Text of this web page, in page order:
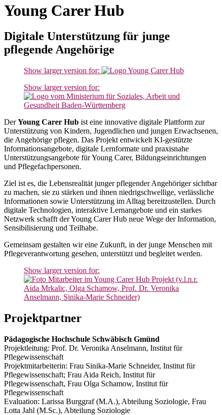
Young Carer Hub
Digitale Unterstützung für junge
pflegende Angehörige
Show larger version for:
Show larger version for:
DerYoung Carer Hub ist eine innovative digitale Plattform zur
Unterstützung von Kindern, Jugendlichen und jungen Erwachsenen,
die Angehörige pflegen. Das Projekt entwickelt KI-gestützte
Informationsangebote, digitale Lernformate und praxisnahe
Unterstützungsangebote für Young Carer, Bildungseinrichtungen
und Pflegefachpersonen.
Ziel ist es, die Lebensrealität junger pflegender Angehöriger sichtbar
zu machen, sie zu stärken und ihnen niedrigschwellige, verlässliche
Informationen sowie Unterstützung im Alltag bereitzustellen. Durch
digitale Technologien, interaktive Lernangebote und ein starkes
Netzwerk schafft der Young Carer Hub neue Wege der Information,
Sensibilisierung und Teilhabe.
Gemeinsam gestalten wir eine Zukunft, in der junge Menschen mit
Pflegeverantwortung gesehen, unterstützt und begleitet werden.
Show larger version for:
Projektpartner
Pädagogische Hochschule Schwäbisch Gmünd
Projektleitung: Prof. Dr. Veronika Anselmann, Institut für
Pflegewissenschaft
Projektmitarbeiterin: Frau Sinika-Marie Schneider, Institut für
Pflegewissenschaft; Frau Aida Reich, Institut für
Pflegewissenschaft, Frau Olga Schamow, Institut für
Pflegewissenschaft
Evaluation: Larissa Burggraf (M.A.), Abteilung Soziologie, Frau
Lotta Jahl (M.Sc.), Abteilung Soziologie